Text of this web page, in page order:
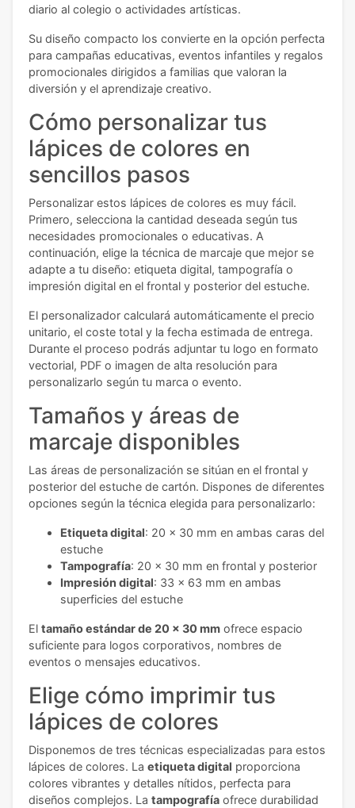
diario al colegio o actividades artísticas.
Su diseño compacto los convierte en la opción perfecta
para campañas educativas, eventos infantiles y regalos
promocionales dirigidos a familias que valoran la
diversión y el aprendizaje creativo.
Cómo personalizar tus
lápices de colores en
sencillos pasos
Personalizar estos lápices de colores es muy fácil.
Primero, selecciona la cantidad deseada según tus
necesidades promocionales o educativas. A
continuación, elige la técnica de marcaje que mejor se
adapte a tu diseño: etiqueta digital, tampografía o
impresión digital en el frontal y posterior del estuche.
El personalizador calculará automáticamente el precio
unitario, el coste total y la fecha estimada de entrega.
Durante el proceso podrás adjuntar tu logo en formato
vectorial, PDF o imagen de alta resolución para
personalizarlo según tu marca o evento.
Tamaños y áreas de
marcaje disponibles
Las áreas de personalización se sitúan en el frontal y
posterior del estuche de cartón. Dispones de diferentes
opciones según la técnica elegida para personalizarlo:
Etiqueta digital: 20 x 30 mm en ambas caras del
estuche
Tampografía: 20 x 30 mm en frontal y posterior
Impresión digital: 33 x 63 mm en ambas
superficies del estuche
El tamaño estándar de 20 x 30 mm ofrece espacio
suficiente para logos corporativos, nombres de
eventos o mensajes educativos.
Elige cómo imprimir tus
lápices de colores
Disponemos de tres técnicas especializadas para estos
lápices de colores. La etiqueta digital proporciona
colores vibrantes y detalles nítidos, perfecta para
diseños complejos. La tampografía ofrece durabilidad